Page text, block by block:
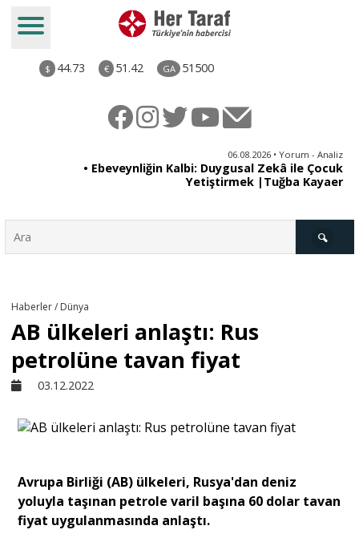
$ 44.73 € 51.42 GA 51500
06.08.2026 • Yorum - Analiz
• Ebeveynliğin Kalbi: Duygusal Zekâ ile Çocuk
Yetiştirmek |Tuğba Kayaer
Derkenar
Ekonomi
Haberler / Dünya
AB ülkeleri anlaştı: Rus
petrolüne tavan fiyat
03.12.2022
​​​​​​​Avrupa Birliği (AB) ülkeleri, Rusya'dan deniz
yoluyla taşınan petrole varil başına 60 dolar tavan
fiyat uygulanmasında anlaştı.